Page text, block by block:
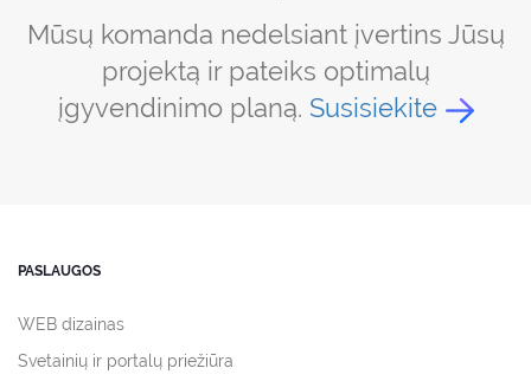
Mūsų komanda nedelsiant įvertins Jūsų
projektą ir pateiks optimalų
įgyvendinimo planą. Susisiekite
PASLAUGOS
WEB dizainas
Svetainių ir portalų priežiūra